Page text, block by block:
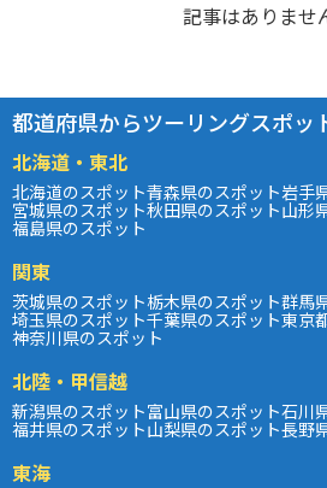
記事はありませ
都道府県からツーリングスポッ
北海道・東北
北海道のスポット青森県のスポット岩手
宮城県のスポット秋田県のスポット山形
福島県のスポット
関東
茨城県のスポット栃木県のスポット群馬
埼玉県のスポット千葉県のスポット東京
神奈川県のスポット
北陸・甲信越
新潟県のスポット富山県のスポット石川
福井県のスポット山梨県のスポット長野
東海